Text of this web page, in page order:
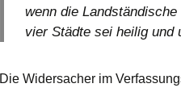
wenn die
vier Städte sei heilig und
Die Widersacher im